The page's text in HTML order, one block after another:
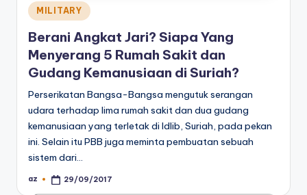
Posted
in
MILITARY
Berani Angkat Jari? Siapa Yang
Menyerang 5 Rumah Sakit dan
Gudang Kemanusiaan di Suriah?
Perserikatan Bangsa-Bangsa mengutuk serangan
udara terhadap lima rumah sakit dan dua gudang
kemanusiaan yang terletak di Idlib, Suriah, pada pekan
ini. Selain itu PBB juga meminta pembuatan sebuah
sistem dari…
Posted
az 29/09/2017